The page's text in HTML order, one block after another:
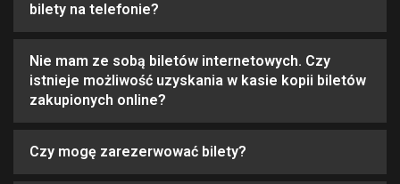
bilety na telefonie?
Nie mam ze sobą biletów internetowych. Czy
istnieje możliwość uzyskania w kasie kopii biletów
zakupionych online?
Czy mogę zarezerwować bilety?